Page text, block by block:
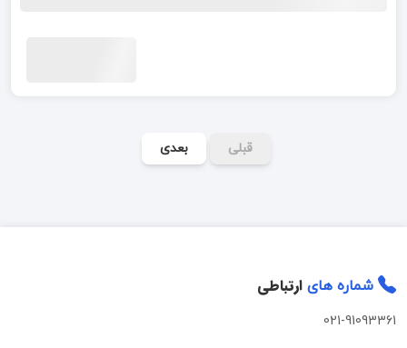
قبلی بعدی
شماره های ارتباطی
021-91093361